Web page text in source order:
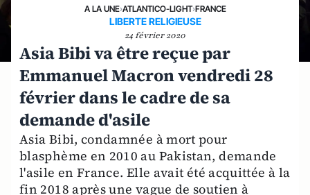
A LA UNE›ATLANTICO-LIGHT›FRANCE
LIBERTE RELIGIEUSE
24 février 2020
Asia Bibi va être reçue par
Emmanuel Macron vendredi 28
février dans le cadre de sa
demande d'asile
Asia Bibi, condamnée à mort pour
blasphème en 2010 au Pakistan, demande
l'asile en France. Elle avait été acquittée à la
fin 2018 après une vague de soutien à